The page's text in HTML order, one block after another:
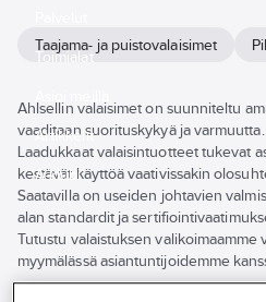
Toimialat
Artikkelit
A-klubi
Taajama- ja puistovalaisimet
Ahlsellin valaisimet on suunniteltu
vaaditaan suorituskykyä ja varmuutta.
Laadukkaat valaisintuotteet tukevat
kestävät käyttöä vaativissakin
Saatavilla on useiden johtavien
alan standardit ja
Tutustu valaistuksen valikoimaamme
myymälässä asiantuntijoidemme